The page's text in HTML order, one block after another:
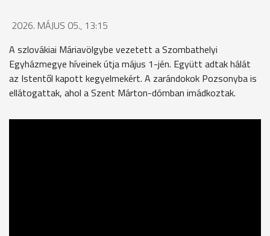
2026. MÁJUS 05., 13:15
A szlovákiai Máriavölgybe vezetett a Szombathelyi
Egyházmegye híveinek útja május 1-jén. Együtt adtak hálát
az Istentől kapott kegyelmekért. A zarándokok Pozsonyba is
ellátogattak, ahol a Szent Márton-dómban imádkoztak.